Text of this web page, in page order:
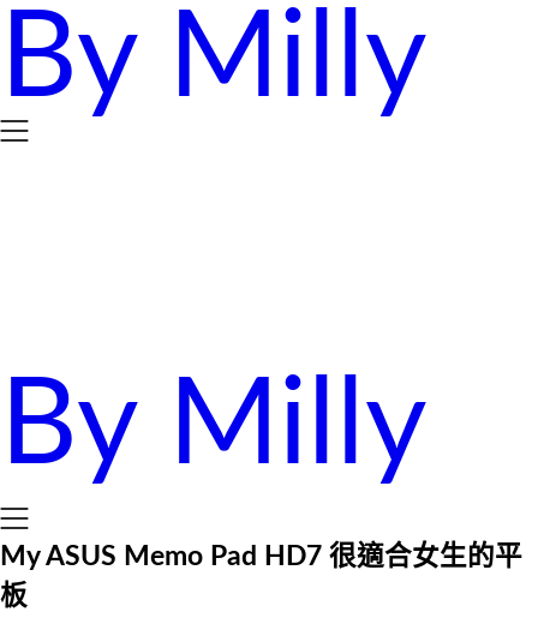
Skip
content
By Milly
By Milly
My ASUS Memo Pad HD7 很適合女生的平
板